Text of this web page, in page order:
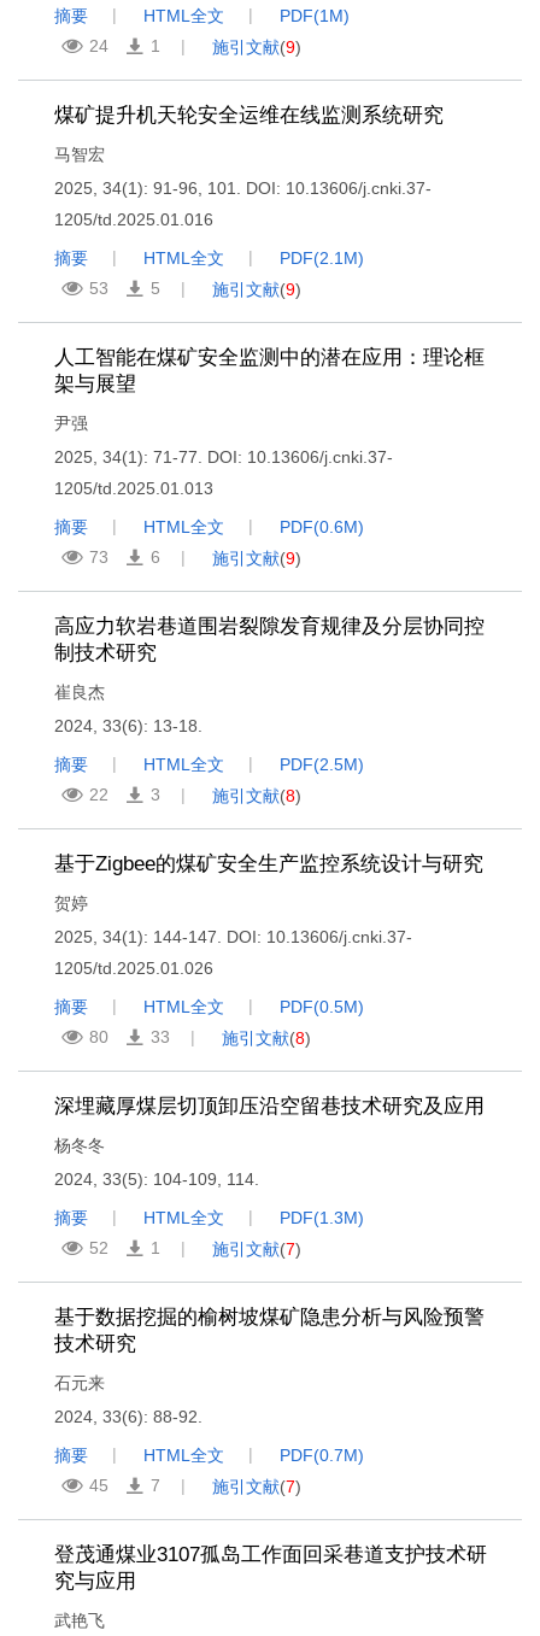
摘要
HTML全文 PDF(1M)
施引文献(9)
24 1
煤矿提升机天轮安全运维在线监测系统研究
马智宏
2025, 34(1): 91-96, 101.
DOI: 10.13606/j.cnki.37-
1205/td.2025.01.016
摘要
HTML全文 PDF(2.1M)
施引文献(9)
53 5
人工智能在煤矿安全监测中的潜在应用：理论框
架与展望
尹强
2025, 34(1): 71-77.
DOI: 10.13606/j.cnki.37-
1205/td.2025.01.013
摘要
HTML全文 PDF(0.6M)
施引文献(9)
73 6
高应力软岩巷道围岩裂隙发育规律及分层协同控
制技术研究
崔良杰
2024, 33(6): 13-18.
摘要
HTML全文 PDF(2.5M)
施引文献(8)
22 3
基于Zigbee的煤矿安全生产监控系统设计与研究
贺婷
2025, 34(1): 144-147.
DOI: 10.13606/j.cnki.37-
1205/td.2025.01.026
摘要
HTML全文 PDF(0.5M)
施引文献(8)
80 33
深埋藏厚煤层切顶卸压沿空留巷技术研究及应用
杨冬冬
2024, 33(5): 104-109, 114.
摘要
HTML全文 PDF(1.3M)
施引文献(7)
52 1
基于数据挖掘的榆树坡煤矿隐患分析与风险预警
技术研究
石元来
2024, 33(6): 88-92.
摘要
HTML全文 PDF(0.7M)
施引文献(7)
45 7
登茂通煤业3107孤岛工作面回采巷道支护技术研
究与应用
武艳飞